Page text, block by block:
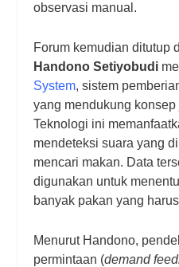
observasi manual.
Forum kemudian ditutup
Handono Setiyobudi
System, sistem
yang mendukung konsep
Teknologi ini
mendeteksi suara yang
mencari makan. Data
digunakan untuk
banyak pakan yang
Menurut Handono,
permintaan (demand